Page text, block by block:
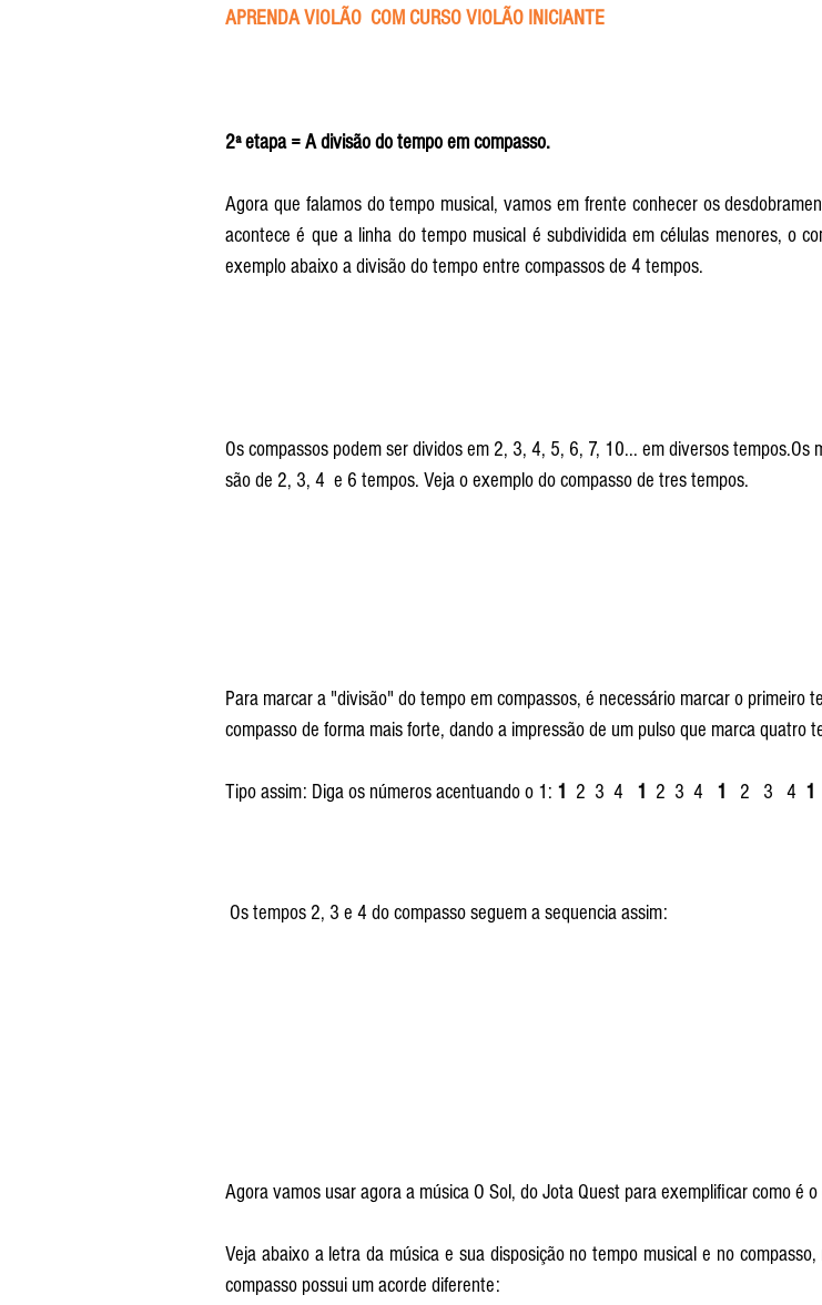
APRENDA VIOLÃO  COM CURSO VIOLÃO INICIANTE
2ª etapa = A divisão do tempo em compasso.
Agora que falamos do tempo musical, vamos em frente conhecer os
acontece é que a linha do tempo musical é subdividida em células menores, o
exemplo abaixo a divisão do tempo entre compassos de 4 tempos.
Os compassos podem ser dividos em 2, 3, 4, 5, 6, 7, 10... em diversos tempos.Os
são de 2, 3, 4  e 6 tempos. Veja o exemplo do compasso de tres tempos.
Para marcar a "divisão" do tempo em compassos, é necessário marcar o primeiro
compasso de forma mais forte, dando a impressão de um pulso que marca quatro
Tipo assim: Diga os números acentuando o 1: 1
  2  3  4
1
  2  3  4
1
   2   3   4
1
Os tempos 2, 3 e 4 do compasso seguem a sequencia assim:
Agora vamos usar agora a música O Sol, do Jota Quest para exemplificar como é o
Veja abaixo a letra da música e sua disposição no tempo musical e no
compasso possui um acorde diferente: